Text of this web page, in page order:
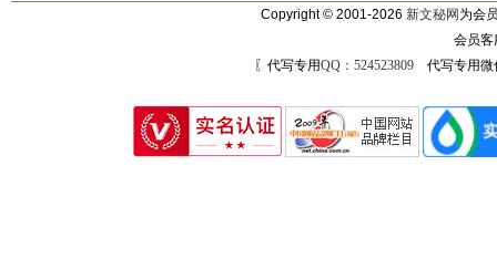
Copyright © 2001-2026 新文秘网 为会
会员
〖代写专用QQ：524523809代写专用微